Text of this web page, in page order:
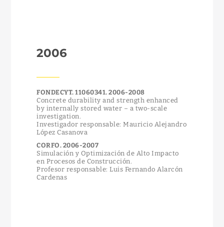
2006
FONDECYT. 11060341. 2006-2008
Concrete durability and strength enhanced
by internally stored water – a two-scale
investigation.
Investigador responsable: Mauricio Alejandro
López Casanova
CORFO. 2006-2007
Simulación y Optimización de Alto Impacto
en Procesos de Construcción.
Profesor responsable: Luis Fernando Alarcón
Cardenas